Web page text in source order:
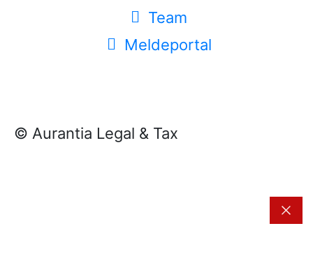
Team
Meldeportal
© Aurantia Legal & Tax